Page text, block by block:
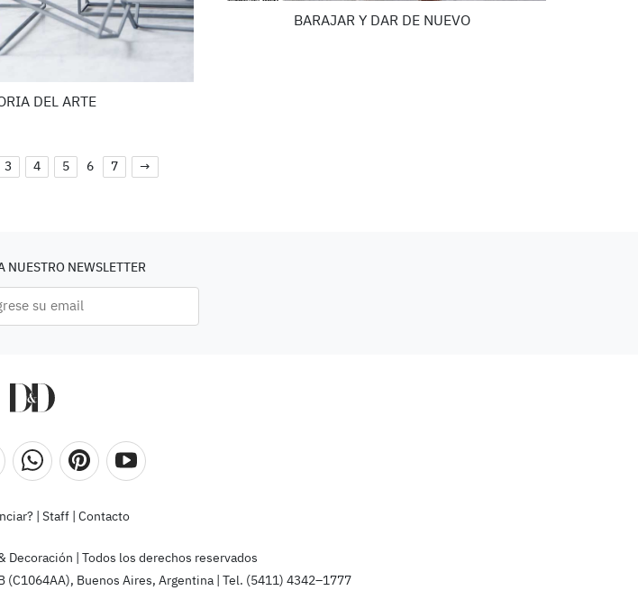
DEL ARTE
BARAJAR Y DAR DE NUEVO
3 4 5 6 7 →
NUESTRO NEWSLETTER
Staff| Contacto
Decoración | Todos los derechos reservados
(C1064AA), Buenos Aires, Argentina | Tel. (5411) 4342–1777